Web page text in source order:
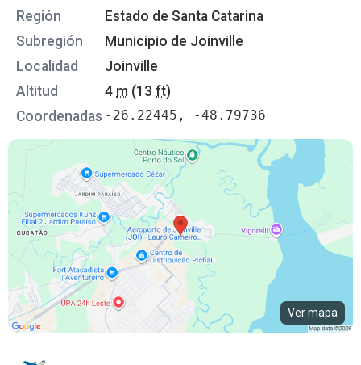
Región
Estado de Santa Catarina
Subregión
Municipio de Joinville
Localidad
Joinville
Altitud
4 m (13 ft)
Coordenadas -26.22445, -48.79736
Ver mapa